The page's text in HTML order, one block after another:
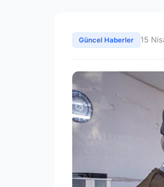
Güncel Haberler 15